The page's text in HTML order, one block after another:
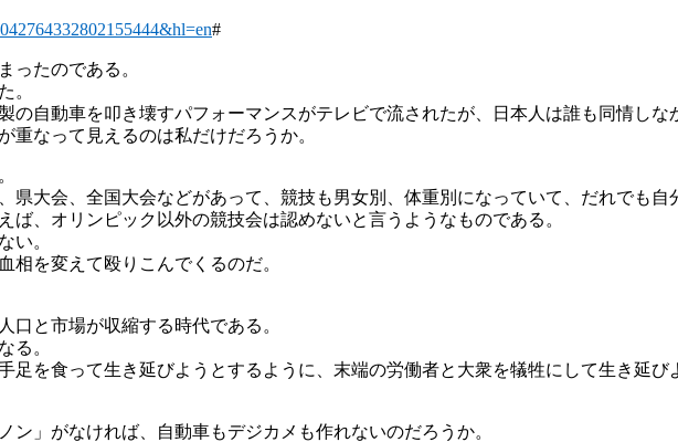
#
ったのである。
。
の自動車を叩き壊すパフォーマンスがテレビで流されたが、日本人は誰も同情しな
重なって見えるのは私だけだろうか。
県大会、全国大会などがあって、競技も男女別、体重別になっていて、だれでも自
ば、オリンピック以外の競技会は認めないと言うようなものである。
い。
相を変えて殴りこんでくるのだ。
口と市場が収縮する時代である。
る。
足を食って生き延びようとするように、末端の労働者と大衆を犠牲にして生き延び
ン」がなければ、自動車もデジカメも作れないのだろうか。